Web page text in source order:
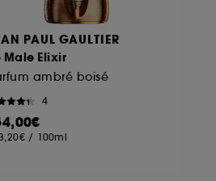
PAUL GAULTIER
Male Elixir
ambré boisé
4
/ 100ml